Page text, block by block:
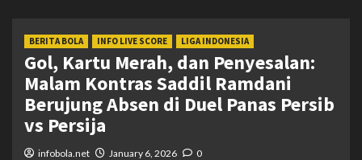
BERITA BOLA INFO LIVE SCORE LIGA INDONESIA
Gol, Kartu Merah, dan Penyesalan:
Malam Kontras Saddil Ramdani
Berujung Absen di Duel Panas Persib
vs Persija
infobola.net January 6, 2026 0